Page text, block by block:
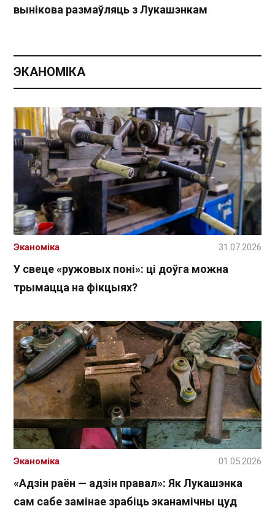
вынікова размаўляць з Лукашэнкам
ЭКАНОМІКА
У свеце «ружовых поні»: ці доўга можна
трымацца на фікцыях?
Эканоміка 31.07.2026
«Адзін раён — адзін правал»: Як Лукашэнка
сам сабе замінае зрабіць эканамічны цуд
Эканоміка 01.05.2026